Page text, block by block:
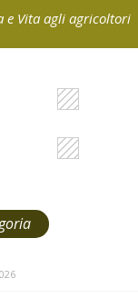
e Vita agli agricoltori